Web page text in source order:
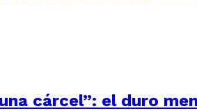
cárcel”: el duro